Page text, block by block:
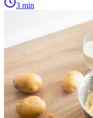
3 min